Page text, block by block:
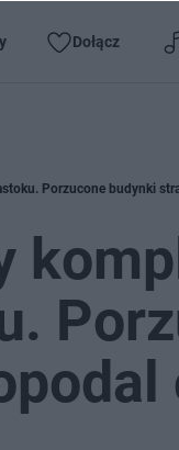
Dołącz
Porzucone budynki